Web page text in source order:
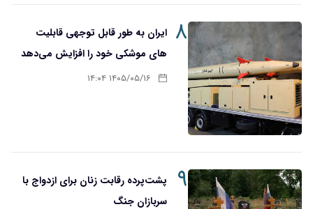
۸ ایران به طور قابل توجهی قابلیت
های موشکی خود را افزایش می‌دهد
۱۴۰۵/۰۵/۱۶ ۱۴:۰۴
۹
پشت‌پرده رقابت زنان برای ازدواج با
سربازان جنگ